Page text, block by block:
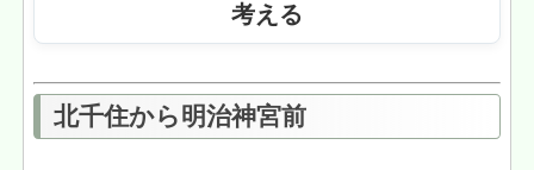
考える
北千住から明治神宮前